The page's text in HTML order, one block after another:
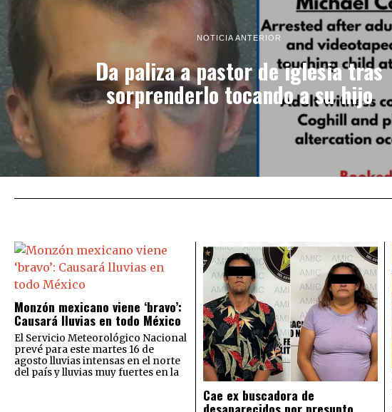
NOTICIA ANTERIOR
Da paliza a pastor de iglesia tras
sorprenderlo tocando a su hijo
Monzón mexicano viene ‘bravo’:
Causará lluvias en todo México
El Servicio Meteorológico Nacional
prevé para este martes 16 de
agosto lluvias intensas en el norte
del país y lluvias muy fuertes en la
Cae ex buscadora de
desaparecidos por presunto